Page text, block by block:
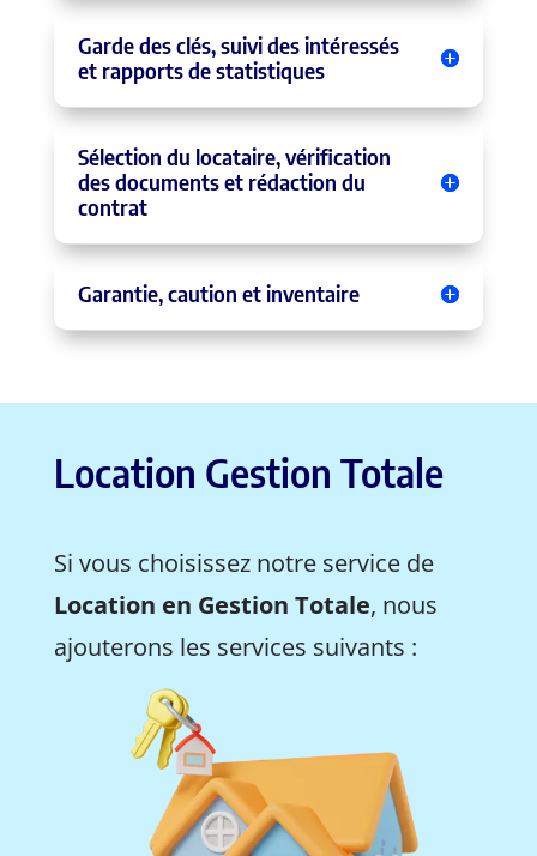
Garde des clés, suivi des intéressés
et rapports de statistiques
Sélection du locataire, vérification
des documents et rédaction du
contrat
Garantie, caution et inventaire
Location Gestion Totale
Si vous choisissez notre service de
Location en Gestion Totale, nous
ajouterons les services suivants :